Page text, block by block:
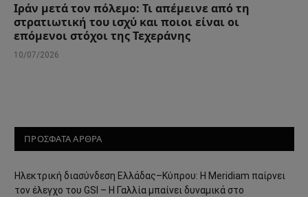
Ιράν μετά τον πόλεμο: Τι απέμεινε από τη
στρατιωτική του ισχύ και ποιοι είναι οι
επόμενοι στόχοι της Τεχεράνης
10/07/2026
ΠΡΟΣΦΑΤΑ ΑΡΘΡΑ
Ηλεκτρική διασύνδεση Ελλάδας–Κύπρου: Η Meridiam παίρνει
τον έλεγχο του GSI – Η Γαλλία μπαίνει δυναμικά στο